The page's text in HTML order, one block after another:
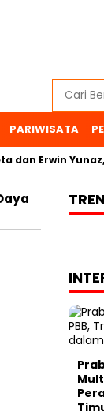
PARIWISATA
Erwin Yunaz,